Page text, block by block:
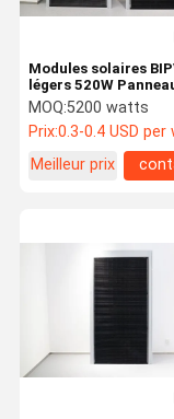
Modules solaires
légers 520W
solaire BIPV XSCM-
MOQ:5200 watts
Prix:0.3-0.4 USD
Meilleur prix